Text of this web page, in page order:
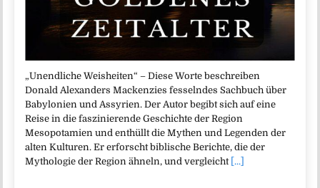
„Unendliche Weisheiten“ – Diese Worte beschreiben
Donald Alexanders Mackenzies fesselndes Sachbuch über
Babylonien und Assyrien. Der Autor begibt sich auf eine
Reise in die faszinierende Geschichte der Region
Mesopotamien und enthüllt die Mythen und Legenden der
alten Kulturen. Er erforscht biblische Berichte, die der
Mythologie der Region ähneln, und vergleicht [...]